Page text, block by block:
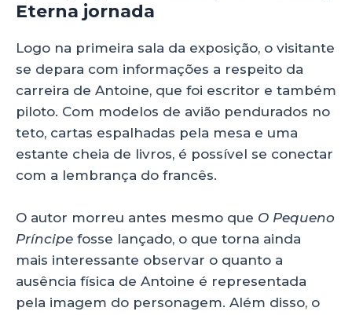
Eterna jornada
Logo na primeira sala da exposição, o visitante
se depara com informações a respeito da
carreira de Antoine, que foi escritor e também
piloto. Com modelos de avião pendurados no
teto, cartas espalhadas pela mesa e uma
estante cheia de livros, é possível se conectar
com a lembrança do francês.
O autor morreu antes mesmo que O Pequeno
Príncipe fosse lançado, o que torna ainda
mais interessante observar o quanto a
ausência física de Antoine é representada
pela imagem do personagem. Além disso, o